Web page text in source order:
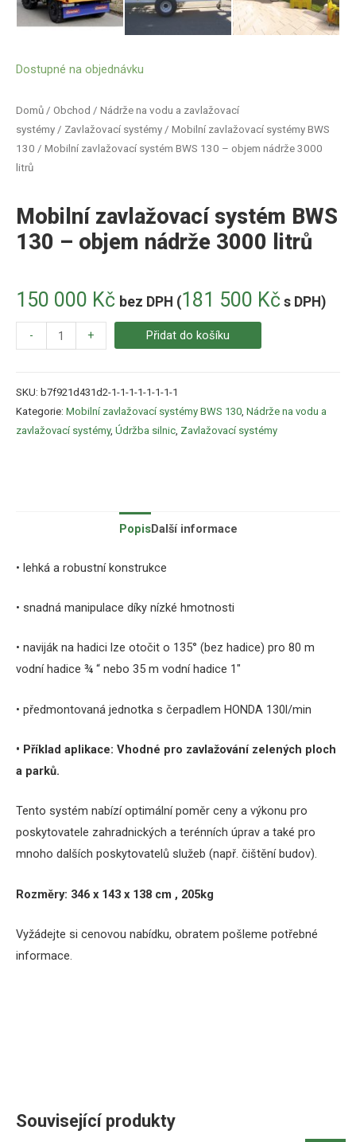
Domů / Obchod / Nádrže na vodu a zavlažovací
systémy / Zavlažovací systémy / Mobilní zavlažovací systémy BWS
130 / Mobilní zavlažovací systém BWS 130 – objem nádrže 3000
litrů
Mobilní zavlažovací systém BWS
130 – objem nádrže 3000 litrů
150 000 Kč bez DPH (181 500 Kč s DPH)
Dostupné na objednávku
- + Přidat do košíku
SKU: b7f921d431d2-1-1-1-1-1-1-1-1
Kategorie: Mobilní zavlažovací systémy BWS 130 Nádrže na vodu a
zavlažovací systémy, Údržba silnic Zavlažovací systémy
PopisDalší informace
• lehká a robustní konstrukce
• snadná manipulace díky nízké hmotnosti
• naviják na hadici lze otočit o 135° (bez hadice) pro 80 m
vodní hadice ¾ “ nebo 35 m vodní hadice 1″
• předmontovaná jednotka s čerpadlem HONDA 130l/min
• Příklad aplikace: Vhodné pro zavlažování zelených ploch
a parků.
Tento systém nabízí optimální poměr ceny a výkonu pro
poskytovatele zahradnických a terénních úprav a také pro
mnoho dalších poskytovatelů služeb (např. čištění budov).
Rozměry: 346 x 143 x 138 cm , 205kg
Vyžádejte si cenovou nabídku, obratem pošleme potřebné
informace.
Související produkty